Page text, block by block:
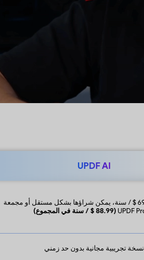
UPDF AI
10 $ / شهر أو 69 $ / سنة، يمكن شراؤها بشكل مستقل أو مجمعة
(88.99 $ / سنة في المجموع)
نسخة تجريبية مجانية بدون حد زمني